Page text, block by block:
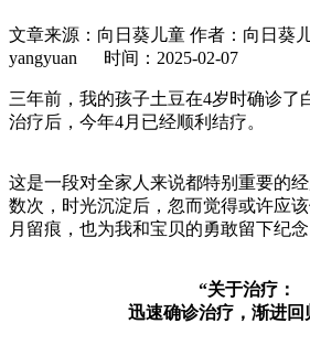
文章来源：向日葵儿童 作者：向日葵
yangyuan
时间：2025-02-07
三年前，我的孩子土豆在4岁时确诊了
治疗后，今年4月已经顺利结疗。
这是一段对全家人来说都特别重要的
数次，时光沉淀后，忽而觉得或许应
月留痕，也为我和宝贝的勇敢留下纪念
“关于治疗：
迅速确诊治疗，渐进回